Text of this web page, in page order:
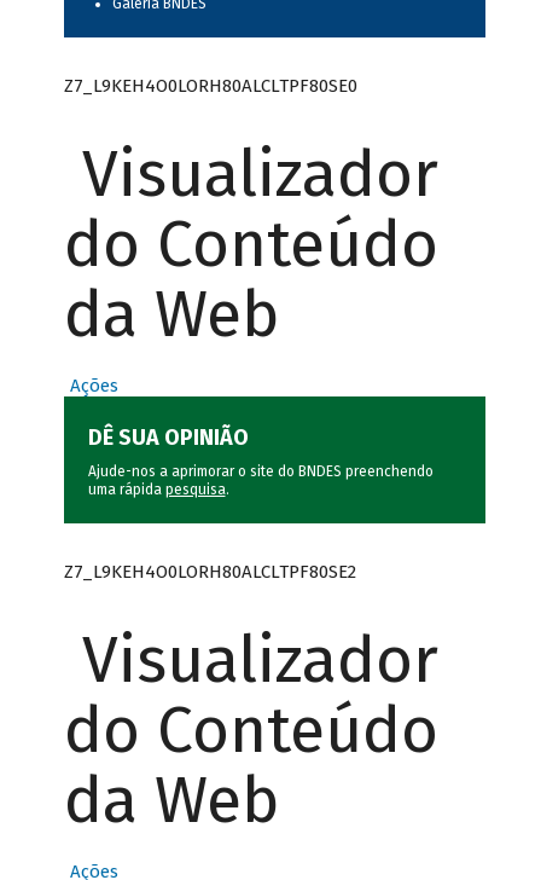
Galeria BNDES
Z7_L9KEH4O0LORH80ALCLTPF80SE0
Visualizador
do Conteúdo
da Web
Ações
DÊ SUA OPINIÃO
Ajude-nos a aprimorar o site do BNDES preenchendo
uma rápida pesquisa.
Z7_L9KEH4O0LORH80ALCLTPF80SE2
Visualizador
do Conteúdo
da Web
Ações